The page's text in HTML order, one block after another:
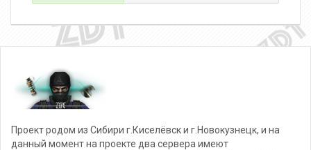
Проект родом из Сибири г.Киселёвск и г.Новокузнецк, и на
данный момент на проекте два сервера имеют